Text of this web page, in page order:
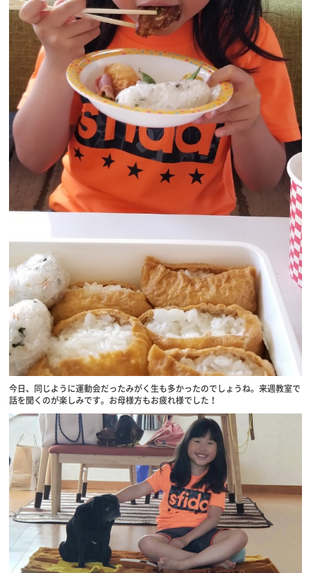
今日、同じように運動会だったみがく生も多かったのでしょうね。来週教室で
話を聞くのが楽しみです。お母様方もお疲れ様でした！